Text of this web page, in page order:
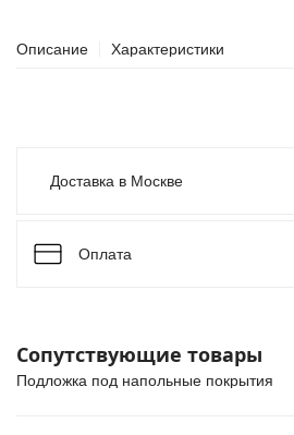
Описание Характеристики
Доставка в Москве
Оплата
Сопутствующие товары
Подложка под напольные покрытия